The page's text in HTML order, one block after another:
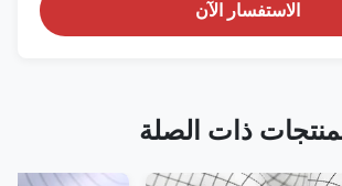
الاستفسار الآن
ذات الصلة